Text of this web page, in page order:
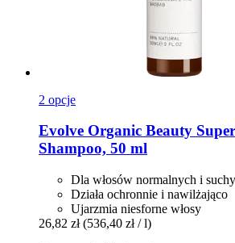
2 opcje
Evolve Organic Beauty
Shampoo, 50 ml
Dla włosów normalnych i
Działa ochronnie i nawilżająco
Ujarzmia niesforne włosy
26,82 zł (536,40 zł / l)